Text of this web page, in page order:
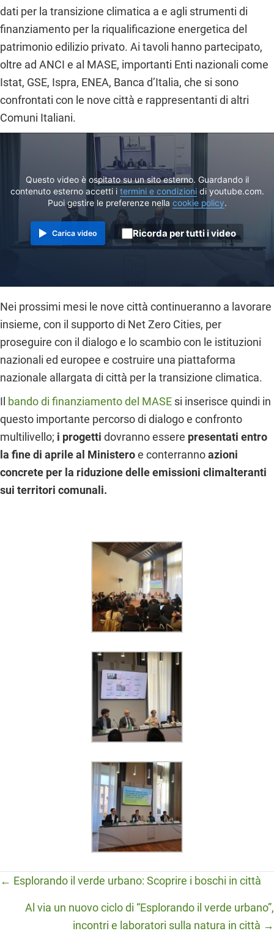
dati per la transizione climatica a e agli strumenti di
finanziamento per la riqualificazione energetica del
patrimonio edilizio privato. Ai tavoli hanno partecipato,
oltre ad ANCI e al MASE, importanti Enti nazionali come
Istat, GSE, Ispra, ENEA, Banca d’Italia, che si sono
confrontati con le nove città e rappresentanti di altri
Comuni Italiani.
Questo video è ospitato su un sito esterno. Guardando il
contenuto esterno accetti i termini e condizionidi youtube.com.
Puoi gestire le preferenze nella cookie policy.
Carica video Ricorda per tutti i video
Nei prossimi mesi le nove città continueranno a lavorare
insieme, con il supporto di Net Zero Cities, per
proseguire con il dialogo e lo scambio con le istituzioni
nazionali ed europee e costruire una piattaforma
nazionale allargata di città per la transizione climatica.
Il bando di finanziamento del MASE si inserisce quindi in
questo importante percorso di dialogo e confronto
multilivello; i progetti dovranno essere presentati entro
la fine di aprile al Ministeroe conterrannoazioni
concrete per la riduzione delle emissioni climalteranti
sui territori comunali.
Posts
navigation
← Esplorando il verde urbano: Scoprire i boschi in città
Al via un nuovo ciclo di “Esplorando il verde urbano”,
incontri e laboratori sulla natura in città →